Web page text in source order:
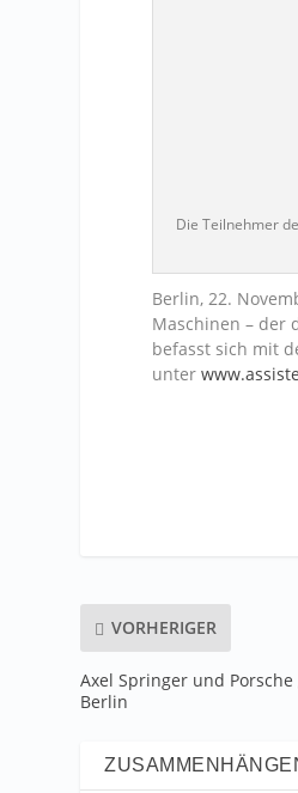
Die Teilnehmer
Berlin, 22.
Maschinen – der
befasst sich mit
unter
VORHERIGER
Axel Springer und
Berlin